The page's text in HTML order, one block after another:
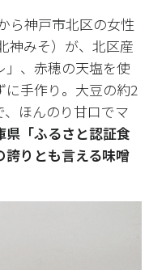
ら神戸市北区の女性
神みそ）が、北区産
」、赤穂の天塩を使
に手作り。大豆の約2
ほんのり甘口でマ
県「ふるさと認証食
誇りとも言える味噌